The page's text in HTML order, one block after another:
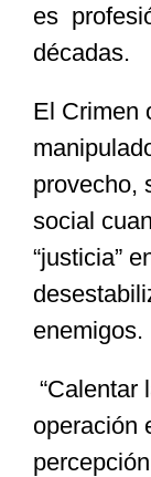
es
décadas.
El Crimen
provecho,
social
“justicia”
enemigos.
“Calentar
operación